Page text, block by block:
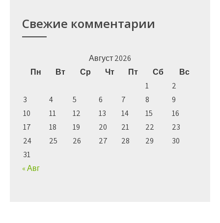
Свежие комментарии
Август 2026
Пн
Вт Ср Чт Пт Сб
Вс
1
2
3
4 5 6 7 8
9
10
11 12 13 14 15
16
17
18 19 20 21 22
23
24
25 26 27 28 29
30
31
« Авг